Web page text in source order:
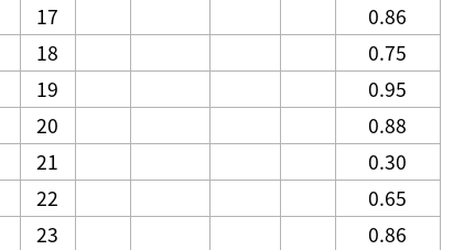
17
0.86
18
0.75
19
0.95
20
0.88
21
0.30
22
0.65
23
0.86